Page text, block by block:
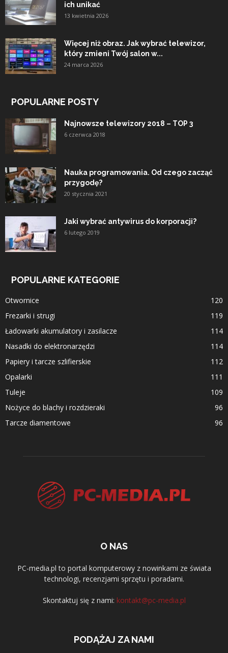
ich unikać
13 kwietnia 2026
Więcej niż obraz. Jak wybrać telewizor,
który zmieni Twój salon w...
24 marca 2026
POPULARNE POSTY
Najnowsze telewizory 2018 – TOP 3
6 czerwca 2018
Nauka programowania. Od czego zacząć
przygodę?
20 stycznia 2021
Jaki wybrać antywirus do korporacji?
6 lutego 2019
POPULARNE KATEGORIE
Otwornice
120
Frezarki i strugi
119
Ładowarki akumulatory i zasilacze
114
Nasadki do elektronarzędzi
114
Papiery i tarcze szlifierskie
112
Opalarki
111
Tuleje
109
Nożyce do blachy i rozdzieraki
96
Tarcze diamentowe
96
O NAS
PC-media.pl to portal komputerowy z nowinkami ze świata
technologi, recenzjami sprzętu i poradami.
Skontaktuj się z nami: kontakt@pc-media.pl
PODĄŻAJ ZA NAMI